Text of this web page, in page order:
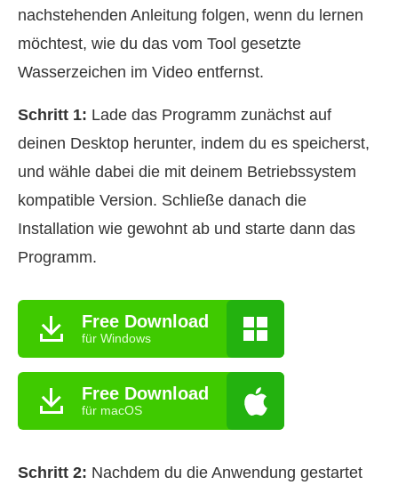
nachstehenden Anleitung folgen, wenn du lernen
möchtest, wie du das vom Tool gesetzte
Wasserzeichen im Video entfernst.
Schritt 1: Lade das Programm zunächst auf
deinen Desktop herunter, indem du es speicherst,
und wähle dabei die mit deinem Betriebssystem
kompatible Version. Schließe danach die
Installation wie gewohnt ab und starte dann das
Programm.
Free Download
für Windows
Free Download
für macOS
Schritt 2: Nachdem du die Anwendung gestartet